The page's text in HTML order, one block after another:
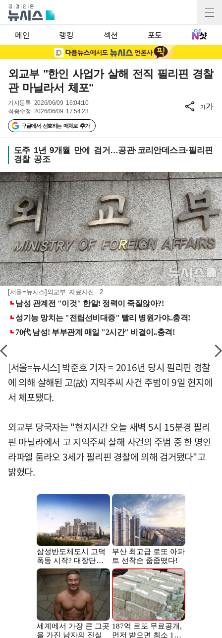
메인 랭킹 섹션 포토
외교부 "한인 사업가 살해 전직 필리핀 경찰
관 마닐라서 체포"
기사등록 2026/06/09 16:04:10
최종수정 2026/06/09 17:54:23
구글에서 선호하는 매체로 추가
가가
도주 1년 9개월 만에 검거…공관·코리안데스크·필리핀
경찰 공조
[서울=뉴시스]외교부 자료사진. 2
[서울=뉴시스] 박준호 기자 = 2016년 당시 필리핀 경찰
에 의해 살해된 고(故) 지익주씨 사건 주범이 9일 현지에
서 체포됐다.
외교부 당국자는 "현지시간 오늘 새벽 5시 15분경 필리
핀 마닐라에서 고 지익주씨 살해 사건의 주범 중 한 명인
라파엘 둠라오 3세가 필리핀 경찰에 의해 검거됐다"고
밝혔다.